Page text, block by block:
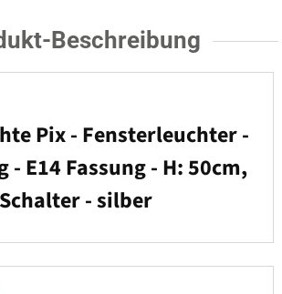
Beschreibung
Pix - Fensterleuchter -
E14 Fassung - H: 50cm,
- silber